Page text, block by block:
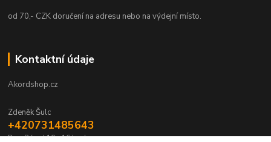
od 70,- CZK doručení na adresu nebo na výdejní místo.
Kontaktní údaje
Akordshop.cz
Zdeněk Šulc
+420731485643
Po - Pá od 10 - 16 hod.